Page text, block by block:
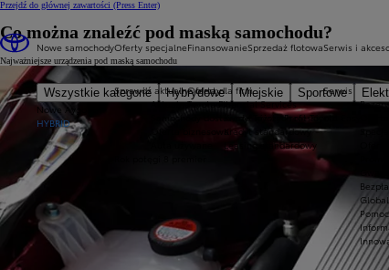
Przejdź do głównej zawartości (Press Enter)
Nowe samochody
Wszystkie kategorie Hybrydowe Miejskie Sportowe
Nowe Aygo X
HYBRID
Oferty specjalne
Sprawdź aktualne oferty
Aktualne promocje
Samochody dostawcze Toyota Professional
Oferta biznesowa
Finansowanie
Oferta dla firm
Toyota Financial Services
Kredyt niższych rat Toyota Easy
Kredyt standardowy
Leasing standardowy
Sprzedaż flotowaSerwis i
Serwis
Co można znaleźć pod maską samochodu?
Najważniejsze urządzenia pod maską samochodu